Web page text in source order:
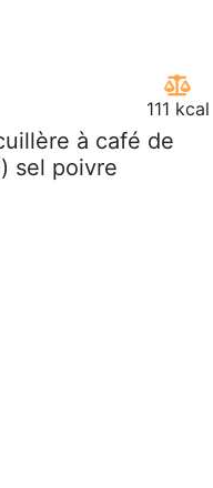
111 kcal
à café de
sel poivre